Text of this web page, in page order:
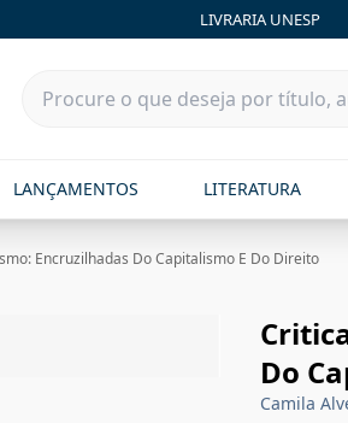
LIVRARIA UNESP
LANÇAMENTOS LITERATURA
Encruzilhadas Do Capitalismo E Do Direito
Do
Camila